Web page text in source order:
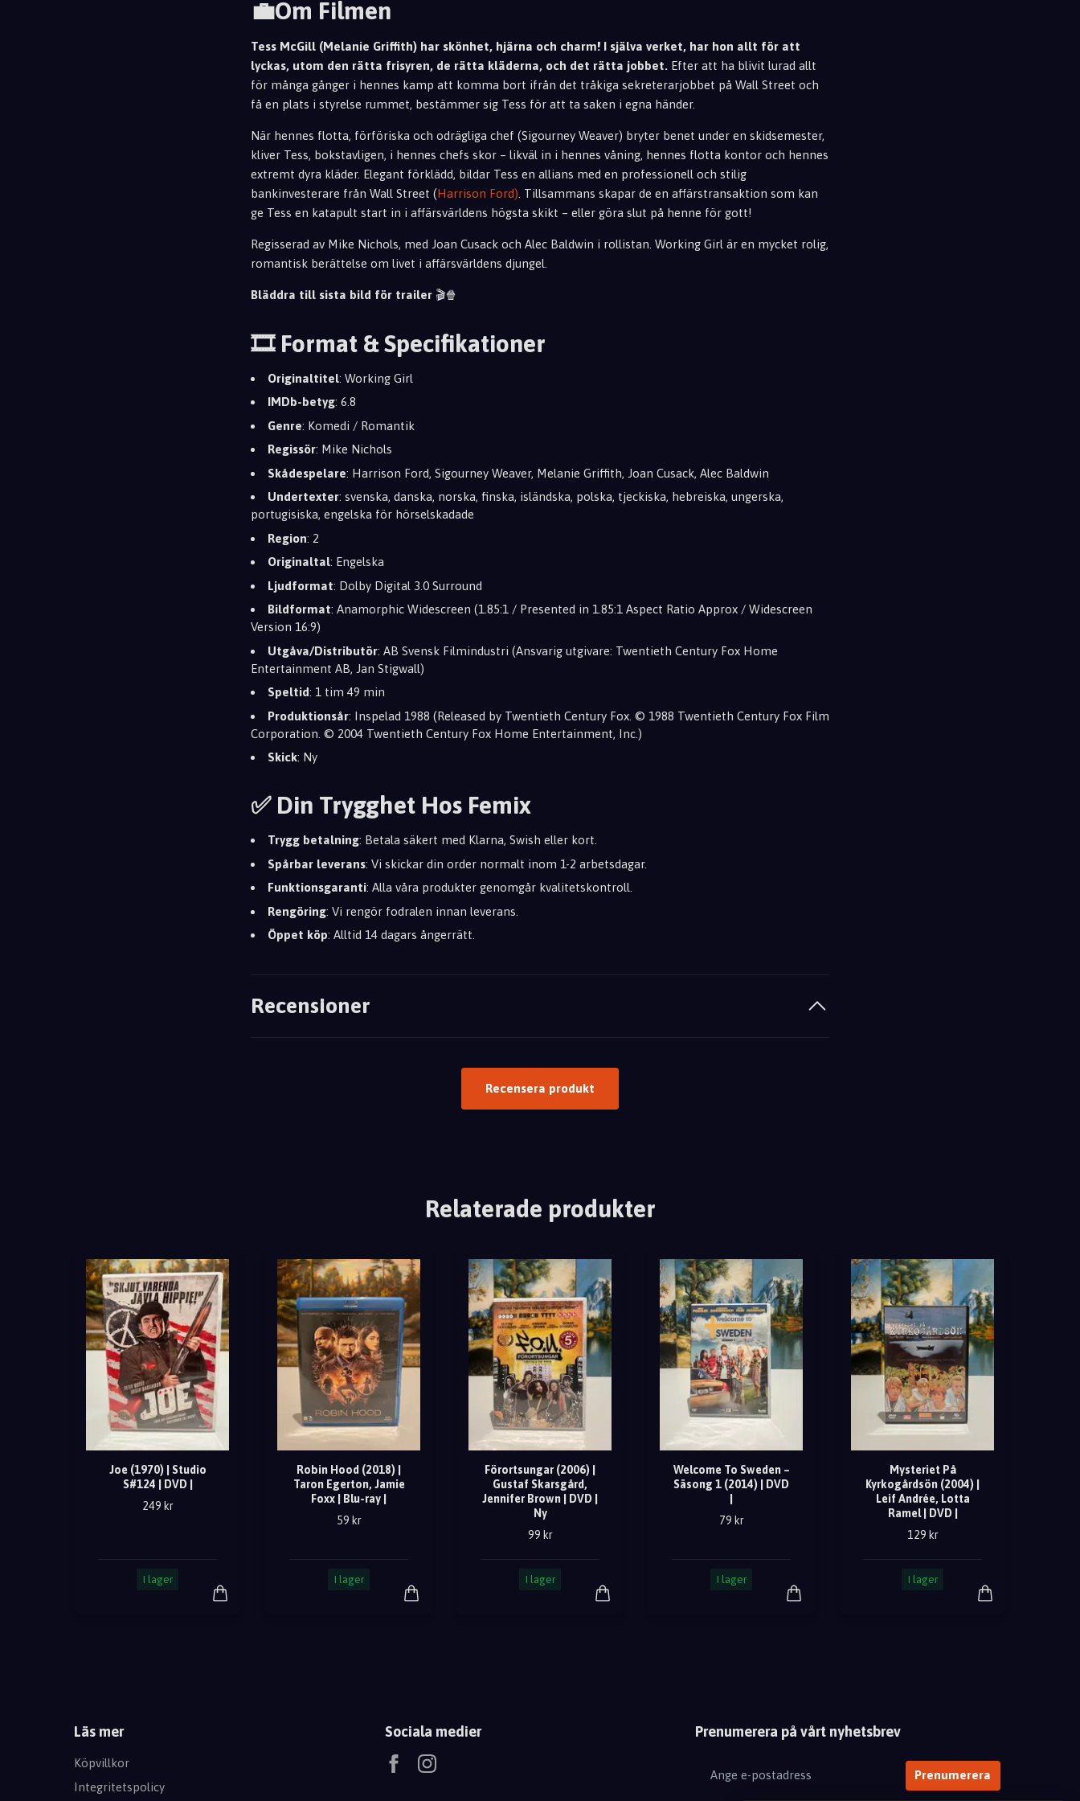
💼Om Filmen
Tess McGill (Melanie Griffith) har skönhet, hjärna och charm! I själva verket, har hon allt för att
lyckas, utom den rätta frisyren, de rätta kläderna, och det rätta jobbet. Efter att ha blivit lurad allt
för många gånger i hennes kamp att komma bort ifrån det tråkiga sekreterarjobbet på Wall Street och
få en plats i styrelse rummet, bestämmer sig Tess för att ta saken i egna händer.
När hennes flotta, förföriska och odrägliga chef (Sigourney Weaver) bryter benet under en skidsemester,
kliver Tess, bokstavligen, i hennes chefs skor – likväl in i hennes våning, hennes flotta kontor och hennes
extremt dyra kläder. Elegant förklädd, bildar Tess en allians med en professionell och stilig
bankinvesterare från Wall Street (Harrison Ford) . Tillsammans skapar de en affärstransaktion som kan
ge Tess en katapult start in i affärsvärldens högsta skikt – eller göra slut på henne för gott!
Regisserad av Mike Nichols, med Joan Cusack och Alec Baldwin i rollistan. Working Girl är en mycket rolig,
romantisk berättelse om livet i affärsvärldens djungel.
Bläddra till sista bild för trailer 🎬🍿
🎞️ Format & Specifikationer
Originaltitel: Working Girl
IMDb-betyg: 6.8
Genre: Komedi / Romantik
Regissör: Mike Nichols
Skådespelare: Harrison Ford, Sigourney Weaver, Melanie Griffith, Joan Cusack, Alec Baldwin
Undertexter: svenska, danska, norska, finska, isländska, polska, tjeckiska, hebreiska, ungerska,
portugisiska, engelska för hörselskadade
Region: 2
Originaltal: Engelska
Ljudformat: Dolby Digital 3.0 Surround
Bildformat: Anamorphic Widescreen (1.85:1 / Presented in 1.85:1 Aspect Ratio Approx / Widescreen
Version 16:9)
Utgåva/Distributör: AB Svensk Filmindustri (Ansvarig utgivare: Twentieth Century Fox Home
Entertainment AB, Jan Stigwall)
Speltid: 1 tim 49 min
Produktionsår: Inspelad 1988 (Released by Twentieth Century Fox. © 1988 Twentieth Century Fox Film
Corporation. © 2004 Twentieth Century Fox Home Entertainment, Inc.)
Skick: Ny
✅ Din Trygghet Hos Femix
Trygg betalning: Betala säkert med Klarna, Swish eller kort.
Spårbar leverans: Vi skickar din order normalt inom 1-2 arbetsdagar.
Funktionsgaranti: Alla våra produkter genomgår kvalitetskontroll.
Rengöring: Vi rengör fodralen innan leverans.
Öppet köp: Alltid 14 dagars ångerrätt.
Recensioner
Recensera produkt
Relaterade produkter
Joe (1970) | Studio
S#124 | DVD |
249 kr
I lager
Robin Hood (2018) |
Taron Egerton, Jamie
Foxx | Blu-ray |
59 kr
I lager
Förortsungar (2006) |
Gustaf Skarsgård,
Jennifer Brown | DVD |
Ny
99 kr
I lager
Welcome To Sweden –
Säsong 1 (2014) | DVD
79 kr
I lager
Mysteriet På
Kyrkogårdsön (2004) |
Leif Andrée, Lotta
Ramel | DVD |
129 kr
I lager
Läs mer
Köpvillkor
Integritetspolicy
Sociala medier Prenumerera på vårt nyhetsbrev
Prenumerera